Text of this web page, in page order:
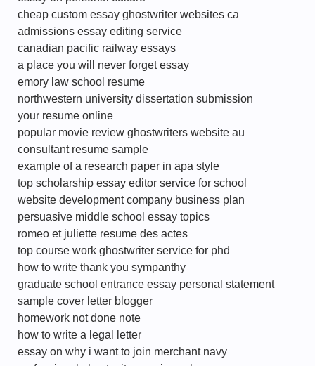
cheap custom essay ghostwriter websites ca
admissions essay editing service
canadian pacific railway essays
a place you will never forget essay
emory law school resume
northwestern university dissertation submission
your resume online
popular movie review ghostwriters website au
consultant resume sample
example of a research paper in apa style
top scholarship essay editor service for school
website development company business plan
persuasive middle school essay topics
romeo et juliette resume des actes
top course work ghostwriter service for phd
how to write thank you sympanthy
graduate school entrance essay personal statement
sample cover letter blogger
homework not done note
how to write a legal letter
essay on why i want to join merchant navy